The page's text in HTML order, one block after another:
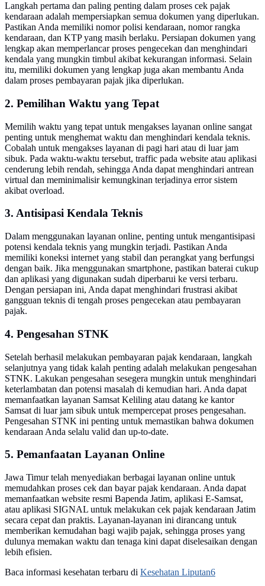
Langkah pertama dan paling penting dalam proses cek pajak
kendaraan adalah mempersiapkan semua dokumen yang diperlukan.
Pastikan Anda memiliki nomor polisi kendaraan, nomor rangka
kendaraan, dan KTP yang masih berlaku. Persiapan dokumen yang
lengkap akan memperlancar proses pengecekan dan menghindari
kendala yang mungkin timbul akibat kekurangan informasi. Selain
itu, memiliki dokumen yang lengkap juga akan membantu Anda
dalam proses pembayaran pajak jika diperlukan.
2. Pemilihan Waktu yang Tepat
Memilih waktu yang tepat untuk mengakses layanan online sangat
penting untuk menghemat waktu dan menghindari kendala teknis.
Cobalah untuk mengakses layanan di pagi hari atau di luar jam
sibuk. Pada waktu-waktu tersebut, traffic pada website atau aplikasi
cenderung lebih rendah, sehingga Anda dapat menghindari antrean
virtual dan meminimalisir kemungkinan terjadinya error sistem
akibat overload.
3. Antisipasi Kendala Teknis
Dalam menggunakan layanan online, penting untuk mengantisipasi
potensi kendala teknis yang mungkin terjadi. Pastikan Anda
memiliki koneksi internet yang stabil dan perangkat yang berfungsi
dengan baik. Jika menggunakan smartphone, pastikan baterai cukup
dan aplikasi yang digunakan sudah diperbarui ke versi terbaru.
Dengan persiapan ini, Anda dapat menghindari frustrasi akibat
gangguan teknis di tengah proses pengecekan atau pembayaran
pajak.
4. Pengesahan STNK
Setelah berhasil melakukan pembayaran pajak kendaraan, langkah
selanjutnya yang tidak kalah penting adalah melakukan pengesahan
STNK. Lakukan pengesahan sesegera mungkin untuk menghindari
keterlambatan dan potensi masalah di kemudian hari. Anda dapat
memanfaatkan layanan Samsat Keliling atau datang ke kantor
Samsat di luar jam sibuk untuk mempercepat proses pengesahan.
Pengesahan STNK ini penting untuk memastikan bahwa dokumen
kendaraan Anda selalu valid dan up-to-date.
5. Pemanfaatan Layanan Online
Jawa Timur telah menyediakan berbagai layanan online untuk
memudahkan proses cek dan bayar pajak kendaraan. Anda dapat
memanfaatkan website resmi Bapenda Jatim, aplikasi E-Samsat,
atau aplikasi SIGNAL untuk melakukan cek pajak kendaraan Jatim
secara cepat dan praktis. Layanan-layanan ini dirancang untuk
memberikan kemudahan bagi wajib pajak, sehingga proses yang
dulunya memakan waktu dan tenaga kini dapat diselesaikan dengan
lebih efisien.
Baca informasi kesehatan terbaru di Kesehatan Liputan6